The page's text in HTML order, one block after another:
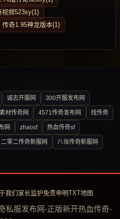
视频523sy(1)
传奇1.95神龙版本(1)
诚志开服网 300开服发布网
材传奇网 4571传奇发布网 找传奇
网 zhaosf 热血传奇sf
二零二传奇新服网 八当传奇新服网
我们 家长监护免责申明TXT地图
私服发布网-正版新开热血传奇-